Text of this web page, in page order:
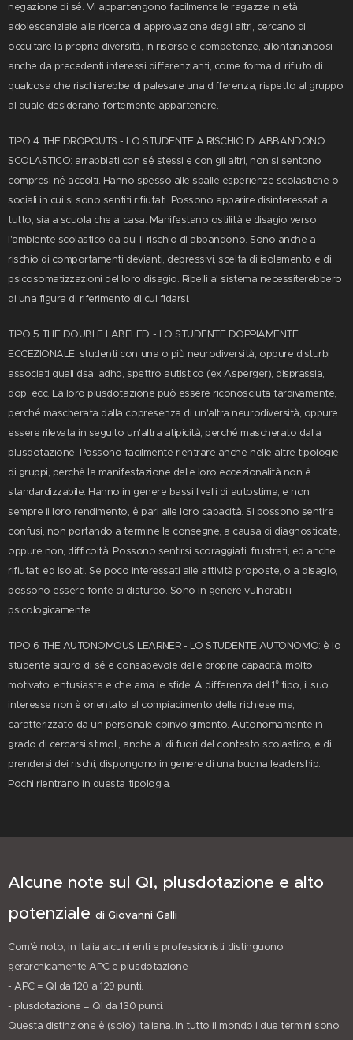
negazione di sé. Vi appartengono facilmente le ragazze in età
adolescenziale alla ricerca di approvazione degli altri, cercano di
occultare la propria diversità, in risorse e competenze, allontanandosi
anche da precedenti interessi differenzianti, come forma di rifiuto di
qualcosa che rischierebbe di palesare una differenza, rispetto al gruppo
al quale desiderano fortemente appartenere.
TIPO 4 THE DROPOUTS - LO STUDENTE A RISCHIO DI ABBANDONO
SCOLASTICO: arrabbiati con sé stessi e con gli altri, non si sentono
compresi né accolti. Hanno spesso alle spalle esperienze scolastiche o
sociali in cui si sono sentiti rifiutati. Possono apparire disinteressati a
tutto, sia a scuola che a casa. Manifestano ostilità e disagio verso
l'ambiente scolastico da qui il rischio di abbandono. Sono anche a
rischio di comportamenti devianti, depressivi, scelta di isolamento e di
psicosomatizzazioni del loro disagio. Ribelli al sistema necessiterebbero
di una figura di riferimento di cui fidarsi.
TIPO 5 THE DOUBLE LABELED - LO STUDENTE DOPPIAMENTE
ECCEZIONALE: studenti con una o più neurodiversità, oppure disturbi
associati quali dsa, adhd, spettro autistico (ex Asperger), disprassia,
dop, ecc. La loro plusdotazione può essere riconosciuta tardivamente,
perché mascherata dalla copresenza di un'altra neurodiversità, oppure
essere rilevata in seguito un'altra atipicità, perché mascherato dalla
plusdotazione. Possono facilmente rientrare anche nelle altre tipologie
di gruppi, perché la manifestazione delle loro eccezionalità non è
standardizzabile. Hanno in genere bassi livelli di autostima, e non
sempre il loro rendimento, è pari alle loro capacità. Si possono sentire
confusi, non portando a termine le consegne, a causa di diagnosticate,
oppure non, difficoltà. Possono sentirsi scoraggiati, frustrati, ed anche
rifiutati ed isolati. Se poco interessati alle attività proposte, o a disagio,
possono essere fonte di disturbo. Sono in genere vulnerabili
psicologicamente.
TIPO 6 THE AUTONOMOUS LEARNER - LO STUDENTE AUTONOMO: è lo
studente sicuro di sé e consapevole delle proprie capacità, molto
motivato, entusiasta e che ama le sfide. A differenza del 1° tipo, il suo
interesse non è orientato al compiacimento delle richiese ma,
caratterizzato da un personale coinvolgimento. Autonomamente in
grado di cercarsi stimoli, anche al di fuori del contesto scolastico, e di
prendersi dei rischi, dispongono in genere di una buona leadership.
Pochi rientrano in questa tipologia.
Alcune note sul QI, plusdotazione e alto
potenziale di Giovanni Galli
Com'è noto, in Italia alcuni enti e professionisti distinguono
gerarchicamente APC e plusdotazione
- APC = QI da 120 a 129 punti.
- plusdotazione = QI da 130 punti.
Questa distinzione è (solo) italiana. In tutto il mondo i due termini sono